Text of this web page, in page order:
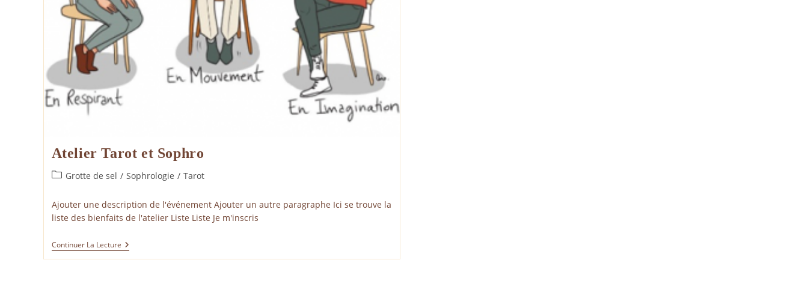
Atelier Tarot et Sophro
PostGrotte de sel / Sophrologie / Tarot
Ajouter une description de l'événement Ajouter un autre paragraphe Ici se trouve la
liste des bienfaits de l'atelier Liste Liste Je m'inscris
Continuer La LectureAtelier
Tarot